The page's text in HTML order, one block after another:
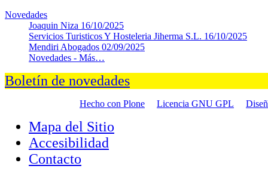
Novedades
Joaquin Niza 16/10/2025
Servicios Turisticos Y Hosteleria Jiherma S.L. 16/10/2025
Mendiri Abogados 02/09/2025
Novedades - Más…
Boletín de novedades
Hecho con Plone Licencia GNU GPL
Mapa del Sitio
Accesibilidad
Contacto